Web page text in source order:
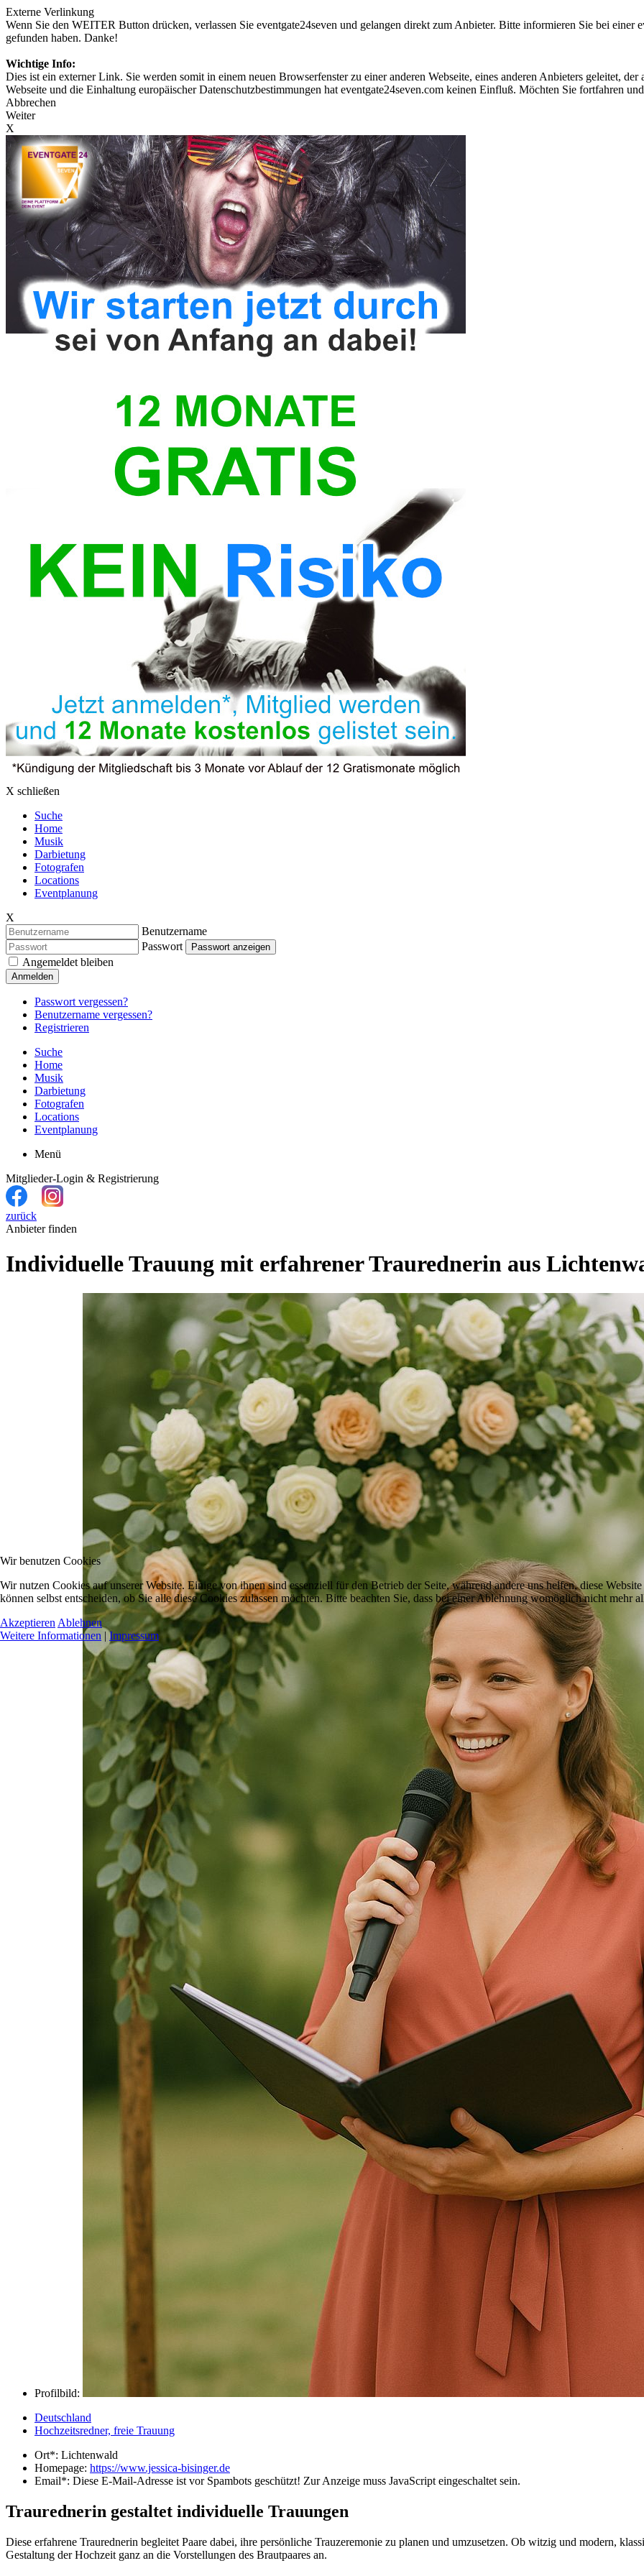
Externe Verlinkung
Wenn Sie den WEITER Button drücken, verlassen Sie eventgate24seven und gelangen direkt zum Anbieter. Bitte informieren Sie bei einer
gefunden haben. Danke!
Wichtige Info:
Dies ist ein externer Link. Sie werden somit in einem neuen Browserfenster zu einer anderen Webseite, eines anderen Anbieters geleitet,
Webseite und die Einhaltung europäischer Datenschutzbestimmungen hat eventgate24seven.com keinen Einfluß. Möchten Sie fortfahren
Abbrechen
Weiter
X
X schließen
Suche
Home
Musik
Darbietung
Fotografen
Locations
Eventplanung
X
Benutzername
Passwort
Passwort anzeigen
Angemeldet bleiben
Anmelden
Passwort vergessen?
Benutzername vergessen?
Registrieren
Suche
Home
Musik
Darbietung
Fotografen
Locations
Eventplanung
Menü
Mitglieder-Login & Registrierung
zurück
Anbieter finden
Individuelle Trauung mit erfahrener Traurednerin aus
Profilbild:
Deutschland
Hochzeitsredner, freie Trauung
Ort*: Lichtenwald
Homepage: https://www.jessica-bisinger.de
Email*: Diese E-Mail-Adresse ist vor Spambots geschützt! Zur Anzeige muss JavaScript eingeschaltet sein.
Traurednerin gestaltet individuelle Trauungen
Diese erfahrene Traurednerin begleitet Paare dabei, ihre persönliche Trauzeremonie zu planen und umzusetzen. Ob witzig und modern,
Gestaltung der Hochzeit ganz an die Vorstellungen des Brautpaares an.
Wir benutzen Cookies
Wir nutzen Cookies auf unserer Website. Einige von ihnen sind essenziell für den Betrieb der Seite, während andere uns helfen, diese
können selbst entscheiden, ob Sie alle diese Cookies zulassen möchten. Bitte beachten Sie, dass bei einer Ablehnung womöglich nicht mehr
Akzeptieren Ablehnen
Weitere Informationen |Impressum